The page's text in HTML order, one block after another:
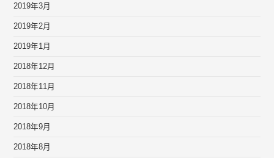
2019年3月
2019年2月
2019年1月
2018年12月
2018年11月
2018年10月
2018年9月
2018年8月